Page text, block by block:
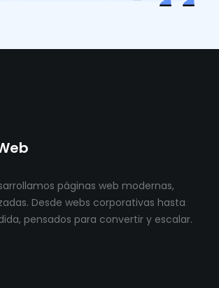
páginas web modernas,
Desde webs corporativas hasta
pensados para convertir y escalar.